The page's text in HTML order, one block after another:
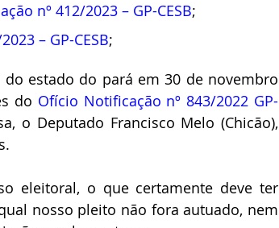
nº 412/2023 – GP-CESB;
– GP-CESB;
estado do pará em 30 de novembro
do Ofício Notificação nº 843/2022 GP-
o Deputado Francisco Melo (Chicão),
eleitoral, o que certamente deve ter
nosso pleito não fora autuado, nem